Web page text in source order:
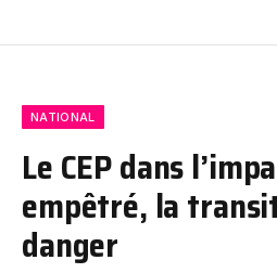
NATIONAL
Le CEP dans
empêtré, la
danger